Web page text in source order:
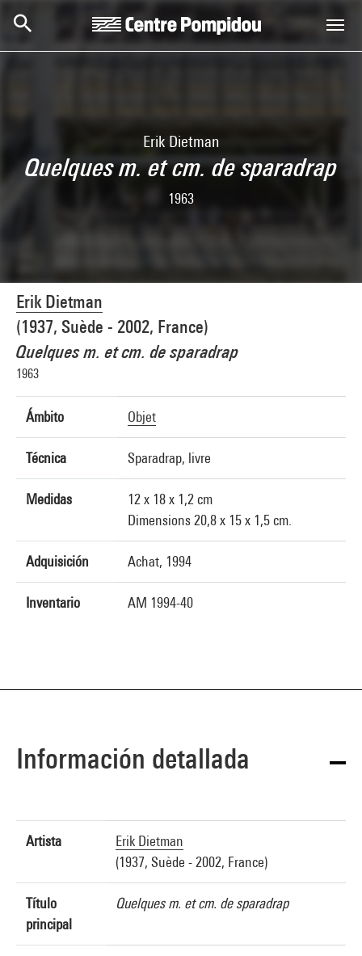
Erik Dietman
Quelques m. et cm. de sparadrap
1963
Erik Dietman
(1937, Suède - 2002, France)
Quelques m. et cm. de sparadrap
1963
Ámbito Objet
Técnica Sparadrap, livre
Medidas
12 x 18 x 1,2 cm
Dimensions 20,8 x 15 x 1,5 cm.
Adquisición Achat, 1994
Inventario AM 1994-40
Información detallada
Artista
Erik Dietman
(1937, Suède - 2002, France)
Título
principal
Quelques m. et cm. de sparadrap